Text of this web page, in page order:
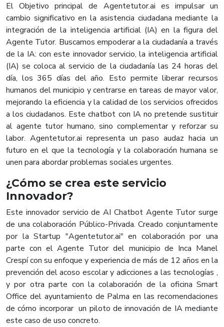
El Objetivo principal de Agentetutor.ai es impulsar un
cambio significativo en la asistencia ciudadana mediante la
integración de la inteligencia artificial (IA) en la figura del
Agente Tutor. Buscamos empoderar a la ciudadanía a través
de la IA: con este innovador servicio, la inteligencia artificial
(IA) se coloca al servicio de la ciudadanía las 24 horas del
día, los 365 días del año. Esto permite liberar recursos
humanos del municipio y centrarse en tareas de mayor valor,
mejorando la eficiencia y la calidad de los servicios ofrecidos
a los ciudadanos. Este chatbot con IA no pretende sustituir
al agente tutor humano, sino complementar y reforzar su
labor. Agentetutor.ai representa un paso audaz hacia un
futuro en el que la tecnología y la colaboración humana se
unen para abordar problemas sociales urgentes.
¿Cómo se crea este servicio
Innovador?
Este innovador servicio de AI Chatbot Agente Tutor surge
de una colaboración Público-Privada. Creado conjuntamente
por la Startup "Agentetutor.ai" en colaboración por una
parte con el Agente Tutor del municipio de Inca Manel
Crespí con su enfoque y experiencia de más de 12 años en la
prevención del acoso escolar y adicciones a las tecnologías ,
y por otra parte con la colaboración de la oficina Smart
Office del ayuntamiento de Palma en las recomendaciones
de cómo incorporar un piloto de innovación de IA mediante
este caso de uso concreto.